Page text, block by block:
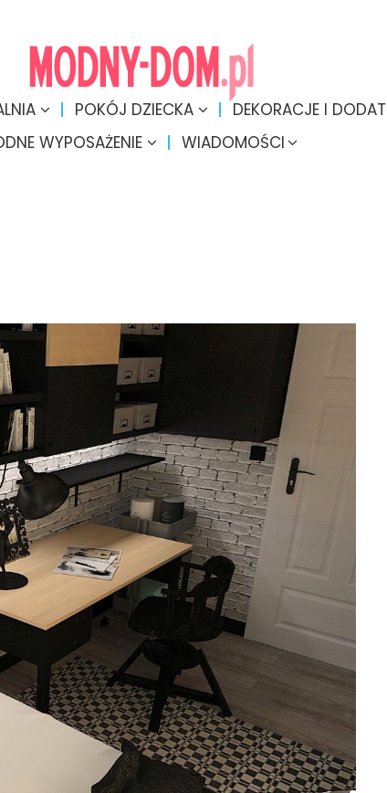
POKÓJ DZIECKA DEKORACJE I
WYPOSAŻENIE
WIADOMOŚCI